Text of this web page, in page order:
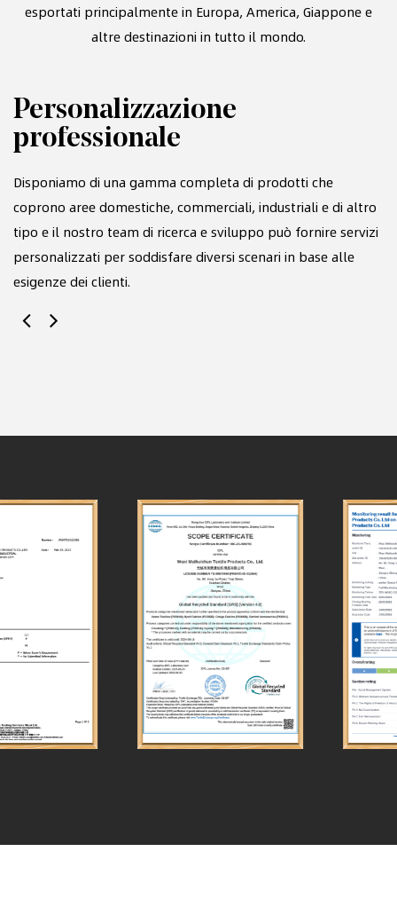
esportati principalmente in Europa, America, Giappone e
altre destinazioni in tutto il mondo.
Personalizzazione
professionale
Disponiamo di una gamma completa di prodotti che
coprono aree domestiche, commerciali, industriali e di altro
tipo e il nostro team di ricerca e sviluppo può fornire servizi
personalizzati per soddisfare diversi scenari in base alle
esigenze dei clienti.